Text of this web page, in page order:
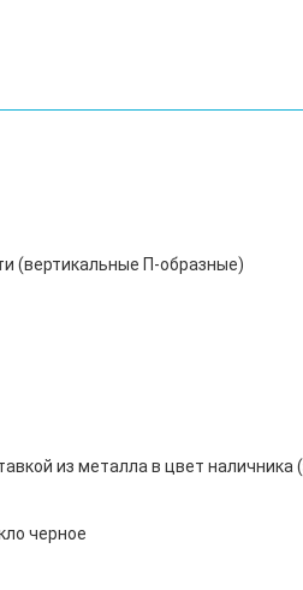
(вертикальные П-образные)
из металла в цвет наличника
черное